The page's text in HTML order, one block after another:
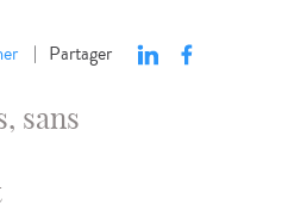
| Partager
sans